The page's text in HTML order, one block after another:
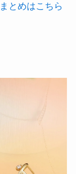
とめはこちら